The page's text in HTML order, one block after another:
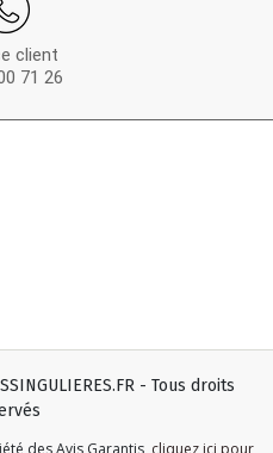
client
71 26
- Tous droits